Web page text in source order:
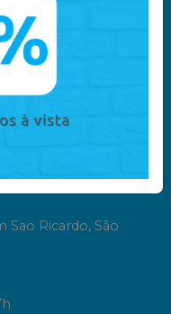
Sao Ricardo, São